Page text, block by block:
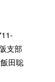
支部
田聡